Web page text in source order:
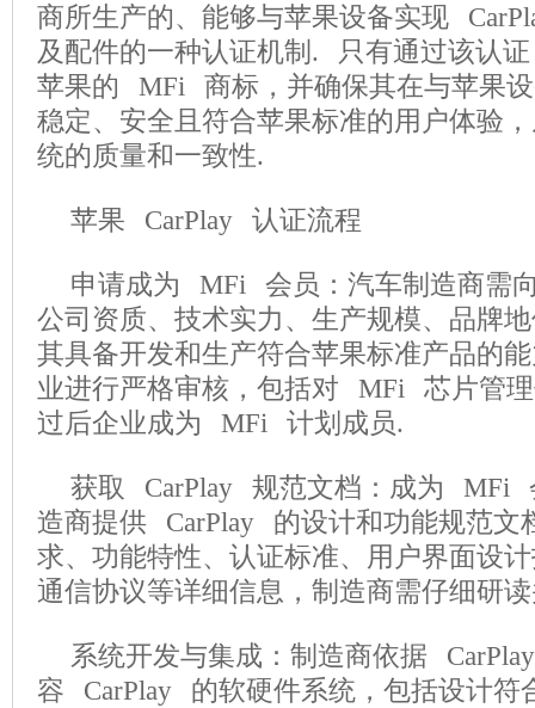
商所生产的、能够与苹果设备实现
及配件的一种认证机制. 只有通过该认
苹果的 MFi 商标，并确保其在与苹果
稳定、安全且符合苹果标准的用户体验
统的质量和一致性.
苹果 CarPlay 认证流程
申请成为 MFi 会员：汽车制造商需
公司资质、技术实力、生产规模、品牌
其具备开发和生产符合苹果标准产品的
业进行严格审核，包括对 MFi 芯片管
过后企业成为 MFi 计划成员.
获取 CarPlay 规范文档：成为 MFi
造商提供 CarPlay 的设计和功能规范文
求、功能特性、认证标准、用户界面设
通信协议等详细信息，制造商需仔细研
系统开发与集成：制造商依据
容 CarPlay 的软硬件系统，包括设计符